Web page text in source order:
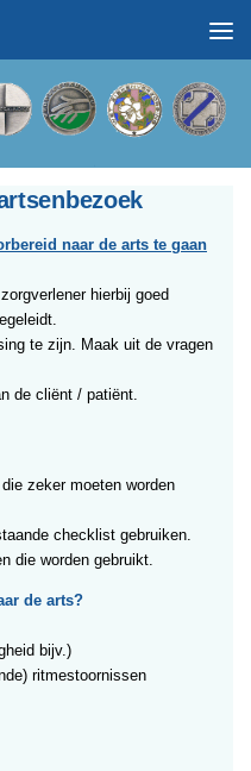
naar de arts te gaan
hierbij goed
te zijn. Maak uit de vragen
de cliënt / patiënt.
zeker moeten worden
checklist gebruiken.
die worden gebruikt.
de arts?
bijv.)
ritmestoornissen